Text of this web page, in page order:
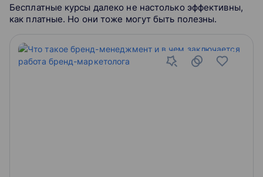
Бесплатные курсы далеко не настолько эффективны,
как платные. Но они тоже могут быть полезны.